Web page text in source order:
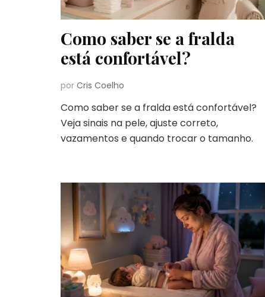
Como saber se a fralda
está confortável?
por Cris Coelho
Como saber se a fralda está confortável?
Veja sinais na pele, ajuste correto,
vazamentos e quando trocar o tamanho.